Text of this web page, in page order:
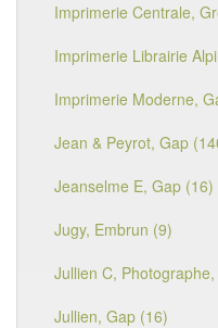
Imprimerie Centrale,
Imprimerie Librairie
Imprimerie Moderne,
Jean & Peyrot, Gap
Jeanselme E, Gap (16)
Jugy, Embrun (9)
Jullien C,
Jullien, Gap (16)